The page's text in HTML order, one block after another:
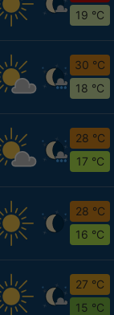
19 °C
30 °C
18 °C
28 °C
17 °C
28 °C
16 °C
27 °C
15 °C